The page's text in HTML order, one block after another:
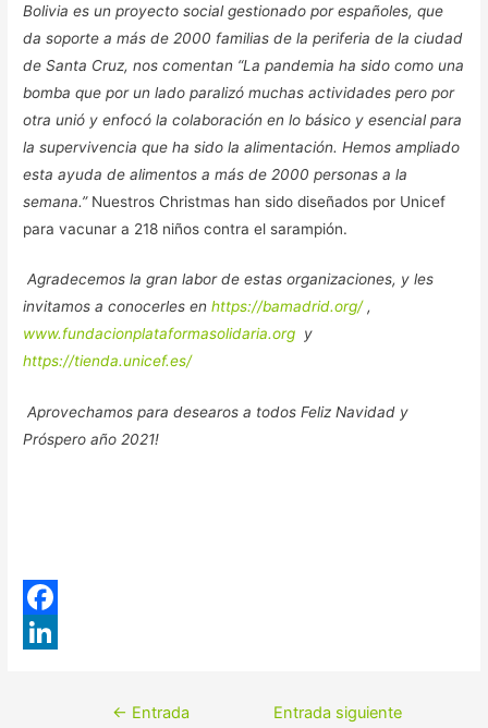
Bolivia es un proyecto social gestionado por españoles, que
da soporte a más de 2000 familias de la periferia de la ciudad
de Santa Cruz, nos comentan “La pandemia ha sido como una
bomba que por un lado paralizó muchas actividades pero por
otra unió y enfocó la colaboración en lo básico y esencial para
la supervivencia que ha sido la alimentación. Hemos ampliado
esta ayuda de alimentos a más de 2000 personas a la
semana.”Nuestros Christmas han sido diseñados por Unicef
para vacunar a 218 niños contra el sarampión.
Agradecemos la gran labor de estas organizaciones, y les
invitamos a conocerles enhttps://bamadrid.org/,
www.fundacionplataformasolidaria.org y
https://tienda.unicef.es/
Aprovechamos para desearos a todos Feliz Navidad y
Próspero año 2021!
F
Navegación
← Entrada
Entrada siguiente